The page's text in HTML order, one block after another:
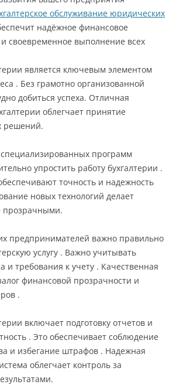
обслуживание юридических
надёжное финансовое
своевременное выполнение всех
является ключевым элементом
. Без грамотно организованной
добиться успеха. Отличная
облегчает принятие
решений.
программ
упростить работу бухгалтерии .
точность и надежность
новых технологий делает
прозрачными.
предпринимателей важно правильно
услугу . Важно учитывать
и требования к учету . Качественная
финансовой прозрачности и
.
включает подготовку отчетов и
. Это обеспечивает соблюдение
и избегание штрафов . Надежная
облегчает контроль за